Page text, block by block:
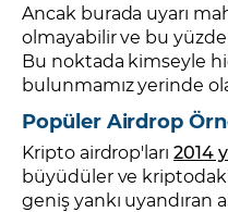
Ancak burada uyarı
olmayabilir ve bu
Bu noktada kimseyle
bulunmamız yerinde
Popüler Airdrop
Kripto airdrop'ları 2014
büyüdüler ve kriptodaki
geniş yankı uyandıran